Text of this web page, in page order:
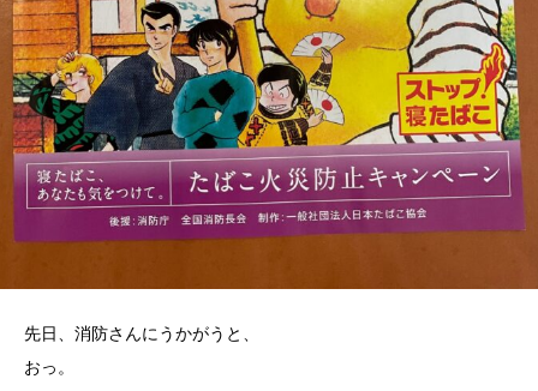
先日、消防さんにうかがうと、
おっ。